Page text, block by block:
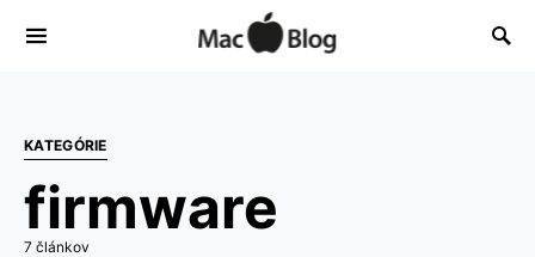
KATEGÓRIE
firmware
7 článkov